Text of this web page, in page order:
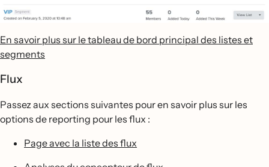
En savoir plus sur le tableau de bord principal des listes et
segments
Flux
Passez aux sections suivantes pour en savoir plus sur les
options de reporting pour les flux :
Page avec la liste des flux